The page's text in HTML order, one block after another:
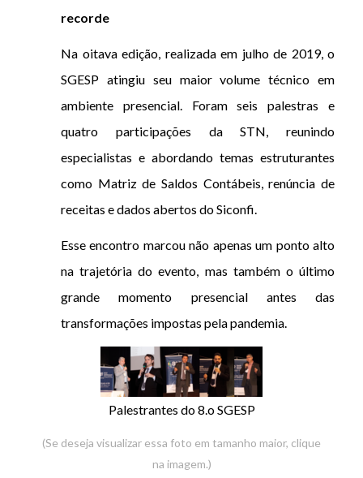
recorde
Na oitava edição, realizada em julho de 2019, o
SGESP atingiu seu maior volume técnico em
ambiente presencial. Foram seis palestras e
quatro participações da STN, reunindo
especialistas e abordando temas estruturantes
como Matriz de Saldos Contábeis, renúncia de
receitas e dados abertos do Siconfi.
Esse encontro marcou não apenas um ponto alto
na trajetória do evento, mas também o último
grande momento presencial antes das
transformações impostas pela pandemia.
Palestrantes do 8.o SGESP
(Se deseja visualizar essa foto em tamanho maior, clique
na imagem.)